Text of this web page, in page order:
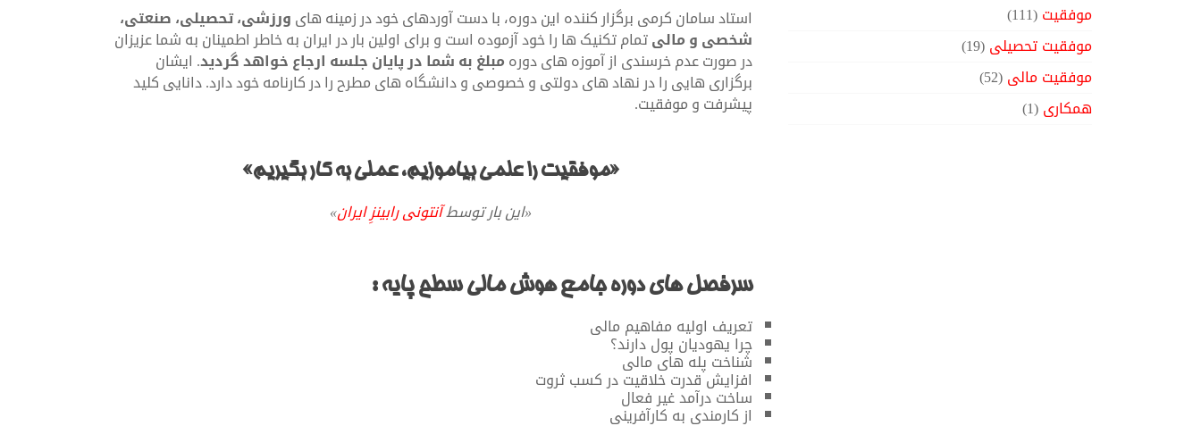
استاد سامان کرمی برگزار کننده این دوره، با دست آوردهای خود در زمینه هایورزشی، تحصیلی، صنعتی،
شخصی و مالیتمام تکنیک ها را خود آزموده است و برای اولین بار در ایران به خاطر اطمینان به شما عزیزان
در صورت عدم خرسندی از آموزه های دورهمبلغ به شما در پایان جلسه ارجاع خواهد گردید. ایشان
برگزاری هایی را در نهاد های دولتی و خصوصی و دانشگاه های مطرح را در کارنامه خود دارد. دانایی کلید
پیشرفت و موفقیت.
«موفقیت را علمی بیاموزیم، عملی به کار بگیریم»
«این بار توسطآنتونی رابینزِ ایران»
سرفصل های دوره جامع هوش مالی سطح پایه :
تعریف اولیه مفاهیم مالی
چرا یهودیان پول دارند؟
شناخت پله های مالی
افزایش قدرت خلاقیت در کسب ثروت
ساخت درآمد غیر فعال
از کارمندی به کارآفرینی
موفقیت(111)
موفقیت تحصیلی(19)
موفقیت مالی(52)
همکاری(1)